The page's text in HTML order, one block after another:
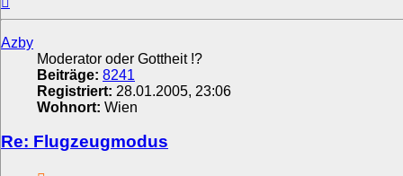
Azby
Moderator oder Gottheit !?
Beiträge: 8241
Registriert: 28.01.2005, 23:06
Wohnort: Wien
Re: Flugzeugmodus